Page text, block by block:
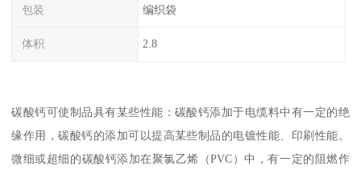
包装 编织袋
体积 2.8
碳酸钙可使制品具有某些性能：碳酸钙添加于电缆料中有一定的绝
缘作用，碳酸钙的添加可以提高某些制品的电镀性能、印刷性能。
微细或超细的碳酸钙添加在聚氯乙烯（PVC）中，有一定的阻燃作